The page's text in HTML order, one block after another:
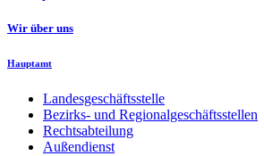
Wir über uns
Hauptamt
Landesgeschäftsstelle
Bezirks- und Regionalgeschäftsstellen
Rechtsabteilung
Außendienst